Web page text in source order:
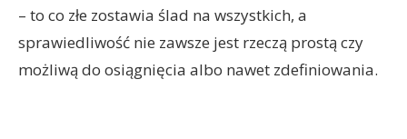
– to co złe zostawia ślad na wszystkich, a
sprawiedliwość nie zawsze jest rzeczą prostą czy
możliwą do osiągnięcia albo nawet zdefiniowania.